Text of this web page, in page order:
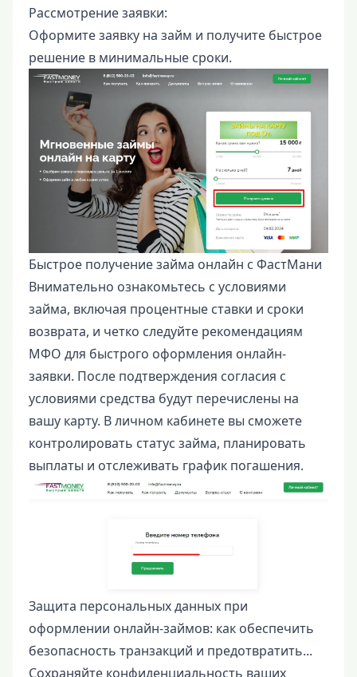
Рассмотрение заявки:
Оформите заявку на займ и получите быстрое
решение в минимальные сроки.
Быстрое получение займа онлайн с ФастМани
Внимательно ознакомьтесь с условиями
займа, включая процентные ставки и сроки
возврата, и четко следуйте рекомендациям
МФО для быстрого оформления онлайн-
заявки. После подтверждения согласия с
условиями средства будут перечислены на
вашу карту. В личном кабинете вы сможете
контролировать статус займа, планировать
выплаты и отслеживать график погашения.
Защита персональных данных при
оформлении онлайн-займов: как обеспечить
безопасность транзакций и предотвратить...
Сохраняйте конфиденциальность ваших